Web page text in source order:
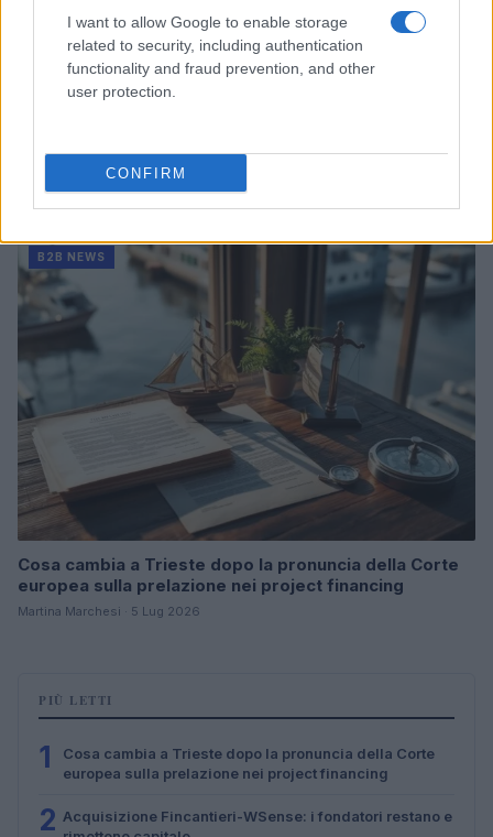
I want to allow Google to enable storage
related to security, including authentication
functionality and fraud prevention, and other
user protection.
CONFIRM
Acquisizione Fincantieri-WSense: i fondatori restano
e rimettono capitale
Linda Pellegrini · 7 Lug 2026
B2B NEWS
Cosa cambia a Trieste dopo la pronuncia della Corte
europea sulla prelazione nei project financing
Martina Marchesi · 5 Lug 2026
PIÙ LETTI
1
Cosa cambia a Trieste dopo la pronuncia della Corte
europea sulla prelazione nei project financing
2 Acquisizione Fincantieri-WSense: i fondatori restano e